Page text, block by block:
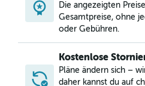
Mietwagen in Cacuia, Rio de
Die angezeigten
Gesamtpreise, ohne
oder Gebühren.
Kostenlose
Pläne ändern sich –
daher kannst du auf